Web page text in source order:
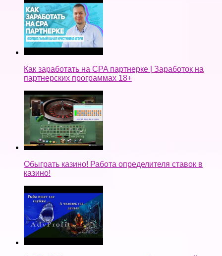
Как заработать на CPA партнерке | Заработок на
партнерских программах 18+
Обыграть казино! Работа определителя ставок в
казино!